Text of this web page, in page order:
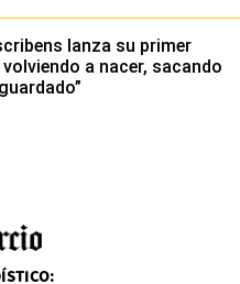
lanza su primer
a nacer, sacando
: